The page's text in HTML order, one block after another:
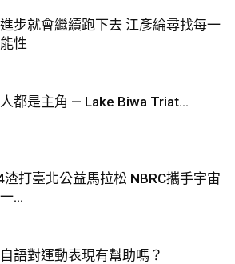
步就會繼續跑下去 江彥綸尋找每一
性
都是主角 — Lake Biwa Triat...
渣打臺北公益馬拉松 NBRC攜手宇宙
...
語對運動表現有幫助嗎？